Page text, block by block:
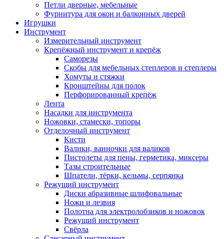
Петли дверные, мебельные
Фурнитура для окон и балконных дверей
Игрушки
Инструмент
Измерительный инструмент
Крепёжный инструмент и крепёж
Саморезы
Скобы для мебельных степлеров и степлеры
Хомуты и стяжки
Кронштейны для полок
Перфорированный крепёж
Лента
Насадки для инструмента
Ножовки, стамески, топоры
Отделочный инструмент
Кисти
Валики, ванночки для валиков
Пистолеты для пены, герметика, миксеры
Тазы строительные
Шпатели, тёрки, кельмы, серпянка
Режущий инструмент
Диски абразивные шлифовальные
Ножи и лезвия
Полотна для электролобзиков и ножовок
Режущий инструмент
Свёрла